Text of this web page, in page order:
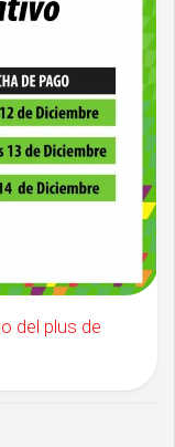
del plus de